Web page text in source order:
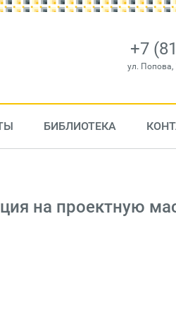
+7
ул. Попова,
БИБЛИОТЕКА
на проектную